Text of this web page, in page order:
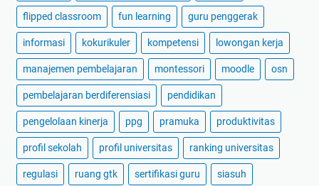
flipped classroom fun learning guru penggerak
informasi kokurikuler kompetensi lowongan kerja
manajemen pembelajaran montessori moodle osn
pembelajaran berdiferensiasi pendidikan
pengelolaan kinerja ppg pramuka produktivitas
profil sekolah profil universitas ranking universitas
regulasi ruang gtk sertifikasi guru siasuh